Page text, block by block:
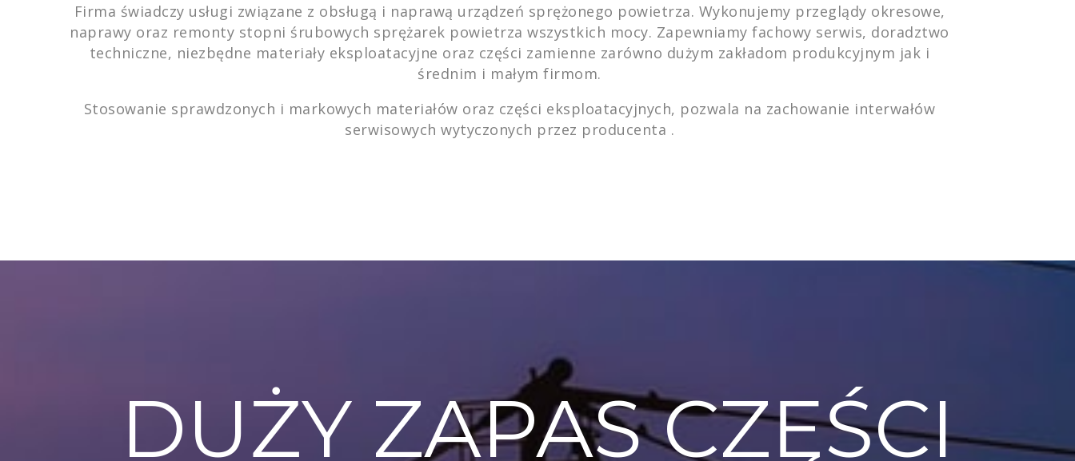
Firma świadczy usługi związane z obsługą i naprawą urządzeń sprężonego powietrza. Wykonujemy przeglądy okresowe,
naprawy oraz remonty stopni śrubowych sprężarek powietrza wszystkich mocy. Zapewniamy fachowy serwis, doradztwo
techniczne, niezbędne materiały eksploatacyjne oraz części zamienne zarówno dużym zakładom produkcyjnym jak i
średnim i małym firmom.
Stosowanie sprawdzonych i markowych materiałów oraz części eksploatacyjnych, pozwala na zachowanie interwałów
serwisowych wytyczonych przez producenta .
DUŻY ZAPAS CZĘŚCI